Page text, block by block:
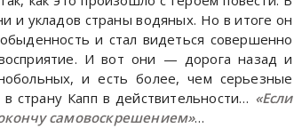
и укладов страны водяных. Но в итоге он
и стал видеться совершенно
И вот они — дорога назад и
и есть более, чем серьезные
страну Капп в действительности… «Если
самовоскрешением»…